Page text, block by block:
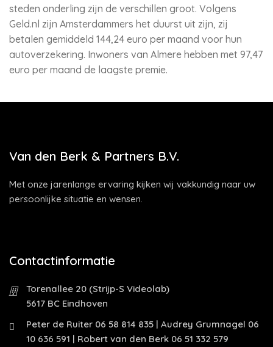
steden onderling zijn de verschillen groot. Volgens
Geld.nl zijn Amsterdammers het duurst uit zijn, zij
betalen gemiddeld 144,24 euro per maand voor hun
autoverzekering. Inwoners van Almere hebben met 97,47
euro per maand de laagste premie.
Van den Berk & Partners B.V.
Met onze jarenlange ervaring kijken wij vakkundig naar uw
persoonlijke situatie en wensen.
Contactinformatie
Torenallee 20 (Strijp-S Videolab)
5617 BC Eindhoven
Peter de Ruiter 06 58 814 835 | Audrey Grumnagel 06
10 636 591 | Robert van den Berk 06 51 332 579